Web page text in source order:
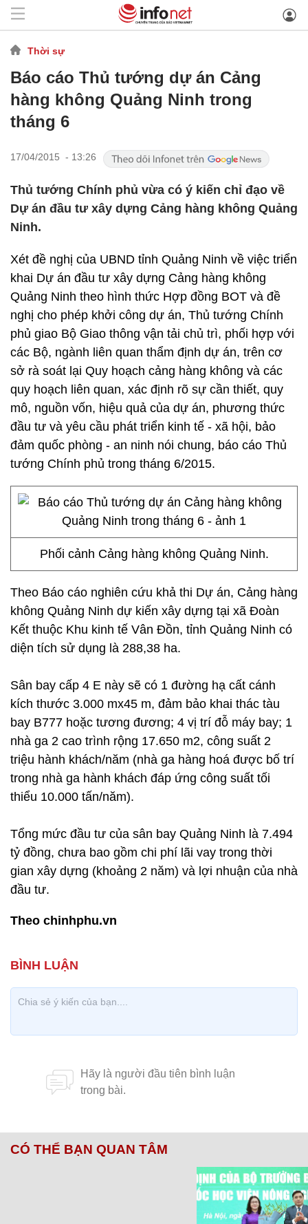
Thời sự
Báo cáo Thủ tướng dự án Cảng
hàng không Quảng Ninh trong
tháng 6
17/04/2015 - 13:26
Thủ tướng Chính phủ vừa có ý kiến chỉ đạo về
Dự án đầu tư xây dựng Cảng hàng không Quảng
Ninh.
Xét đề nghị của UBND tỉnh Quảng Ninh về việc triển
khai Dự án đầu tư xây dựng Cảng hàng không
Quảng Ninh theo hình thức Hợp đồng BOT và đề
nghị cho phép khởi công dự án, Thủ tướng Chính
phủ giao Bộ Giao thông vận tải chủ trì, phối hợp với
các Bộ, ngành liên quan thẩm định dự án, trên cơ
sở rà soát lại Quy hoạch cảng hàng không và các
quy hoạch liên quan, xác định rõ sự cần thiết, quy
mô, nguồn vốn, hiệu quả của dự án, phương thức
đầu tư và yêu cầu phát triển kinh tế - xã hội, bảo
đảm quốc phòng - an ninh nói chung, báo cáo Thủ
tướng Chính phủ trong tháng 6/2015.
Phối cảnh Cảng hàng không Quảng Ninh.
Theo Báo cáo nghiên cứu khả thi Dự án, Cảng hàng
không Quảng Ninh dự kiến xây dựng tại xã Đoàn
Kết thuộc Khu kinh tế Vân Đồn, tỉnh Quảng Ninh có
diện tích sử dụng là 288,38 ha.
Sân bay cấp 4 E này sẽ có 1 đường hạ cất cánh
kích thước 3.000 mx45 m, đảm bảo khai thác tàu
bay B777 hoặc tương đương; 4 vị trí đỗ máy bay; 1
nhà ga 2 cao trình rộng 17.650 m2, công suất 2
triệu hành khách/năm (nhà ga hàng hoá được bố trí
trong nhà ga hành khách đáp ứng công suất tối
thiểu 10.000 tấn/năm).
Tổng mức đầu tư của sân bay Quảng Ninh là 7.494
tỷ đồng, chưa bao gồm chi phí lãi vay trong thời
gian xây dựng (khoảng 2 năm) và lợi nhuận của nhà
đầu tư.
Theo chinhphu.vn
CÓ THỂ BẠN QUAN TÂM